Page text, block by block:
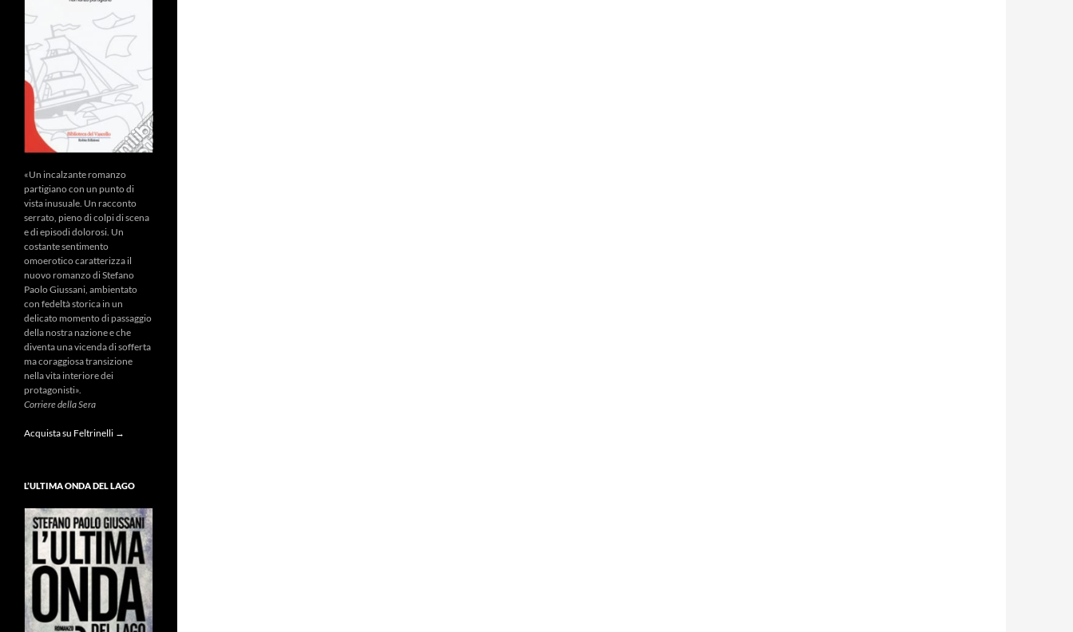
«Un incalzante romanzo
partigiano con un punto di
vista inusuale. Un racconto
serrato, pieno di colpi di scena
e di episodi dolorosi. Un
costante sentimento
omoerotico caratterizza il
nuovo romanzo di Stefano
Paolo Giussani, ambientato
con fedeltà storica in un
delicato momento di passaggio
della nostra nazione e che
diventa una vicenda di sofferta
ma coraggiosa transizione
nella vita interiore dei
protagonisti».
Corriere della Sera
Acquista su Feltrinelli →
L’ULTIMA ONDA DEL LAGO